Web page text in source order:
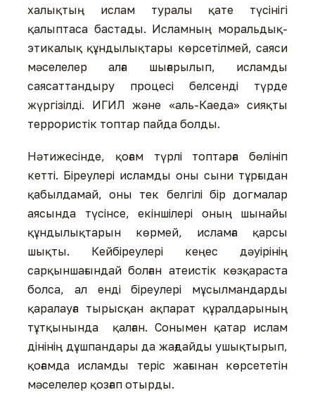
халықтың ислам туралы қате түсінігі
қалыптаса бастады. Исламның моральдық-
этикалық құндылықтары көрсетілмей, саяси
мәселелер алға шығарылып, исламды
саясаттандыру процесі белсенді түрде
жүргізілді. ИГИЛ және «аль-Каеда» сияқты
террористік топтар пайда болды.
Нәтижесінде, қоғам түрлі топтарға бөлініп
кетті. Біреулері исламды оны сыни тұрғыдан
қабылдамай, оны тек белгілі бір догмалар
аясында түсінсе, екіншілері оның шынайы
құндылықтарын көрмей, исламға қарсы
шықты. Кейбіреулері кеңес дәуірінің
сарқыншағындай болған атеистік көзқараста
болса, ал енді біреулері мұсылмандарды
қаралауға тырысқан ақпарат құралдарының
тұтқынында қалған. Сонымен қатар ислам
дінінің дұшпандары да жағдайды ушықтырып,
қоғамда исламды теріс жағынан көрсететін
мәселелер қозғап отырды.